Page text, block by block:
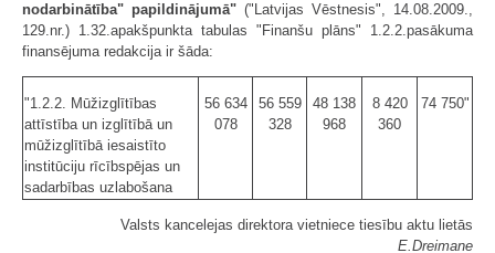
nodarbinātība" papildinājumā" ("Latvijas Vēstnesis", 14.08.2009.,
129.nr.) 1.32.apakšpunkta tabulas "Finanšu plāns" 1.2.2.pasākuma
finansējuma redakcija ir šāda:
"1.2.2. Mūžizglītības
attīstība un izglītībā un
mūžizglītībā iesaistīto
institūciju rīcībspējas un
sadarbības uzlabošana
56 634
078
56 559
328
48 138
968
8 420
360
74 750"
Valsts kancelejas direktora vietniece tiesību aktu lietās
E.Dreimane